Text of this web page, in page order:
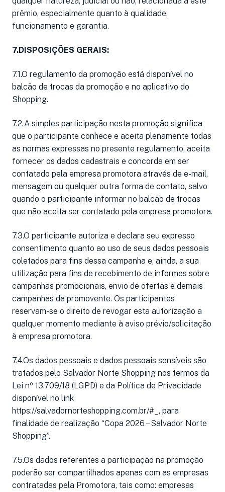
prêmio, especialmente quanto à qualidade,
funcionamento e garantia.
7.DISPOSIÇÕES GERAIS:
7.1.O regulamento da promoção está disponível no
balcão de trocas da promoção e no aplicativo do
Shopping.
7.2.A simples participação nesta promoção significa
que o participante conhece e aceita plenamente todas
as normas expressas no presente regulamento, aceita
fornecer os dados cadastrais e concorda em ser
contatado pela empresa promotora através de e-mail,
mensagem ou qualquer outra forma de contato, salvo
quando o participante informar no balcão de trocas
que não aceita ser contatado pela empresa promotora.
7.3.O participante autoriza e declara seu expresso
consentimento quanto ao uso de seus dados pessoais
coletados para fins dessa campanha e, ainda, a sua
utilização para fins de recebimento de informes sobre
campanhas promocionais, envio de ofertas e demais
campanhas da promovente. Os participantes
reservam-se o direito de revogar esta autorização a
qualquer momento mediante à aviso prévio/solicitação
à empresa promotora.
7.4.Os dados pessoais e dados pessoais sensíveis são
tratados pelo Salvador Norte Shopping nos termos da
Lei nº 13.709/18 (LGPD) e da Política de Privacidade
disponível no link
https://salvadornorteshopping.com.br/#_, para
finalidade de realização “Copa 2026 – Salvador Norte
Shopping”.
7.5.Os dados referentes a participação na promoção
poderão ser compartilhados apenas com as empresas
contratadas pela Promotora, tais como: empresas